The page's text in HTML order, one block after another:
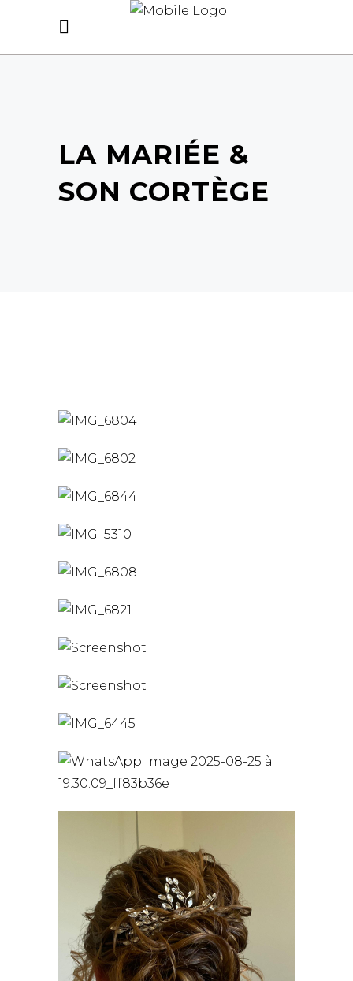
LA MARIÉE &
SON CORTÈGE